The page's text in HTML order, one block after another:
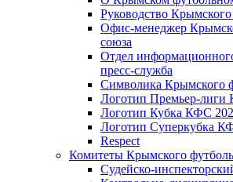
Руководство
Офис-менеджер
союза
Отдел
пресс-служба
Символика Крымского
Логотип Премьер-
Логотип Кубка КФС
Логотип Суперкубка
Respect
Комитеты Крымского
Судейско-